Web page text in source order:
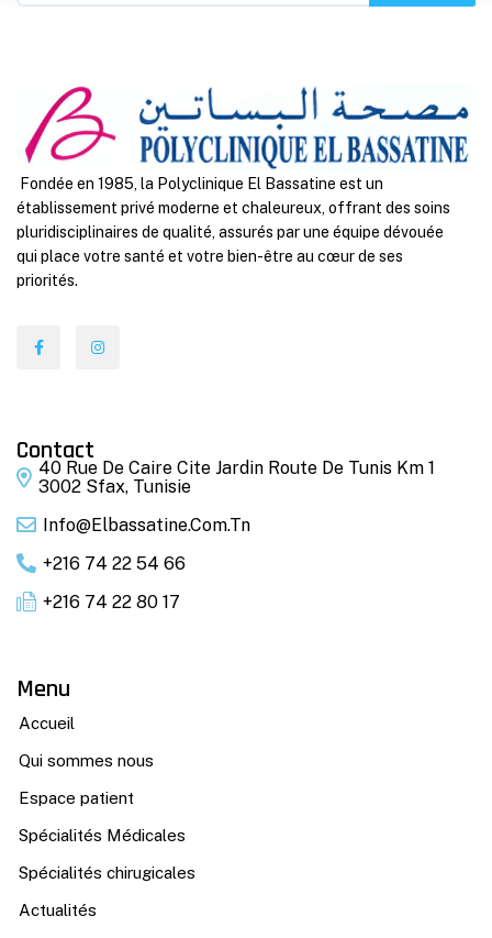
Fondée en 1985, la Polyclinique El Bassatine est un
établissement privé moderne et chaleureux, offrant des soins
pluridisciplinaires de qualité, assurés par une équipe dévouée
qui place votre santé et votre bien-être au cœur de ses
priorités.
Contact
40 Rue De Caire Cite Jardin Route De Tunis Km 1
3002 Sfax, Tunisie
Info@elbassatine.com.tn
+216 74 22 54 66
+216 74 22 80 17
Menu
Accueil
Qui sommes nous
Espace patient
Spécialités Médicales
Spécialités chirugicales
Actualités